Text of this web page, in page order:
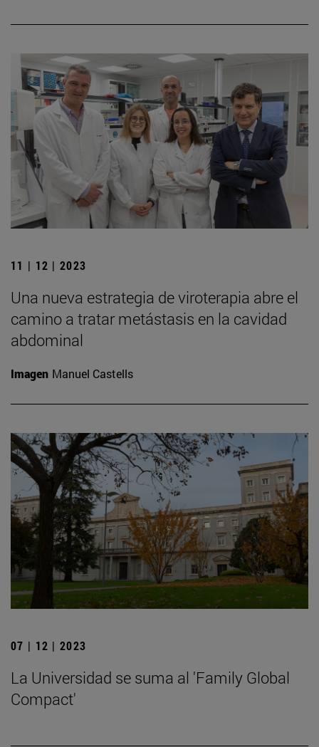
11 | 12 | 2023
Una nueva estrategia de viroterapia abre el
camino a tratar metástasis en la cavidad
abdominal
Imagen Manuel Castells
07 | 12 | 2023
La Universidad se suma al 'Family Global
Compact'